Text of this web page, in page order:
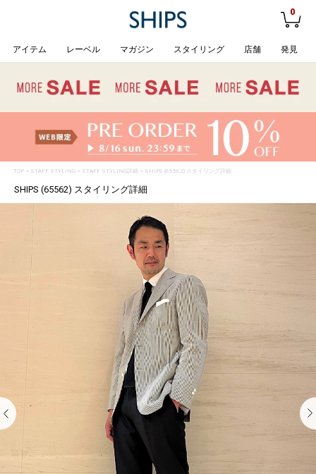
0
アイテム レーベル マガジン スタイリング 店舗 発見
TOP> STAFF STYLING> STAFF STYLING詳細 > SHIPS (65562) スタイリング詳細
SHIPS (65562) スタイリング詳細